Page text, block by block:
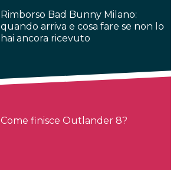
Rimborso Bad Bunny Milano:
quando arriva e cosa fare se non lo
hai ancora ricevuto
Come finisce Outlander 8?